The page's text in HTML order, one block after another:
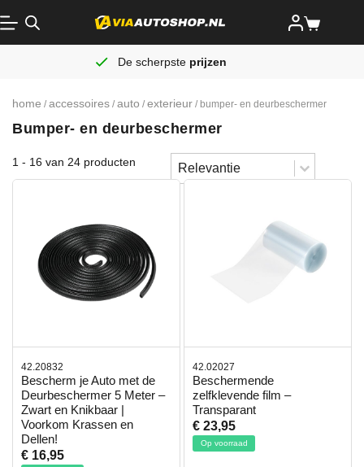
De scherpste prijzen
home / accessoires / auto / exterieur / bumper- en deurbeschermer
Bumper- en deurbeschermer
1 - 16 van 24 producten Sorteren
Sort content
Sort content
42.20832
Bescherm je Auto met de
Deurbeschermer 5 Meter –
Zwart en Knikbaar |
Voorkom Krassen en
Dellen!
€ 16,95
42.02027
Beschermende
zelfklevende film –
Transparant
€ 23,95
Op voorraad